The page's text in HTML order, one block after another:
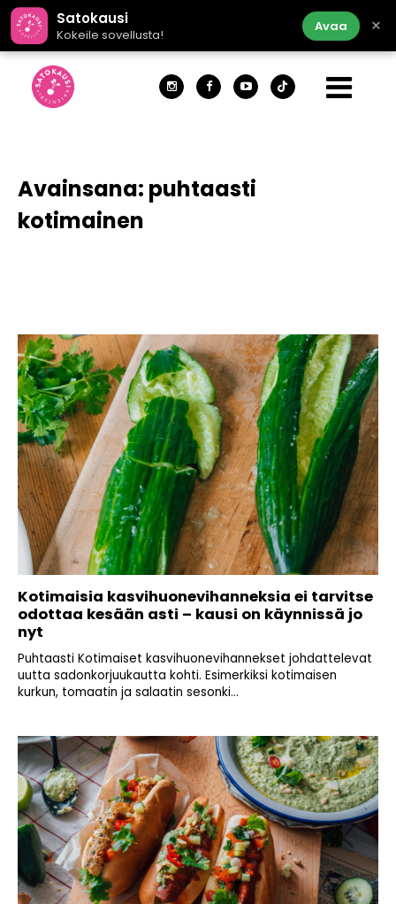
Satokausi
Kokeile sovellusta!
Avaa ×
Avainsana: puhtaasti
kotimainen
Kotimaisia kasvihuonevihanneksia ei tarvitse
odottaa kesään asti – kausi on käynnissä jo
nyt
Puhtaasti Kotimaiset kasvihuonevihannekset johdattelevat
uutta sadonkorjuukautta kohti. Esimerkiksi kotimaisen
kurkun, tomaatin ja salaatin sesonki...